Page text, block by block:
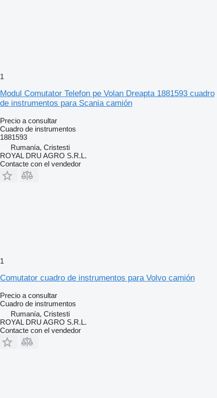
1
Modul Comutator Telefon pe Volan Dreapta 1881593 cuadro
de instrumentos para Scania camión
Precio a consultar
Cuadro de instrumentos
1881593
Rumanía, Cristesti
ROYAL DRU AGRO S.R.L.
Contacte con el vendedor
1
Comutator cuadro de instrumentos para Volvo camión
Precio a consultar
Cuadro de instrumentos
Rumanía, Cristesti
ROYAL DRU AGRO S.R.L.
Contacte con el vendedor